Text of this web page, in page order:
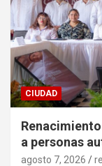
CIUDAD
a personas
agosto 7, 2026